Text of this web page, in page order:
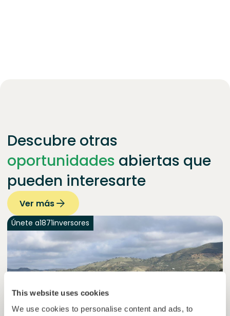
This website uses cookies
We use cookies to personalise content and ads, to
Descubre otras
oportunidades abiertas que
pueden interesarte
Ver más
Únete a1871inversores